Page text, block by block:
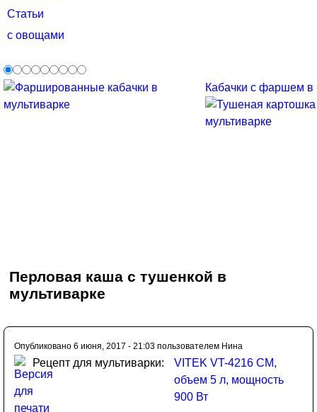
Статьи
с овощами
Кабачки с фаршем в
Перловая каша с тушенкой в
мультиварке
Опубликовано 6 июня, 2017 - 21:03 пользователем Нина
Рецепт для мультиварки:
VITEK VT-4216 CM,
объем 5 л, мощность
900 Вт